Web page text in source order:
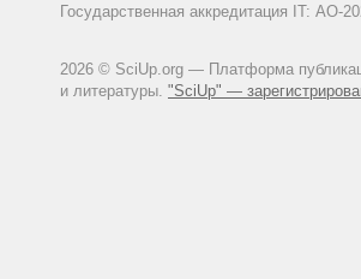
Государственная аккредитация IT:
2026 © SciUp.org — Платформа
и литературы. "SciUp" —